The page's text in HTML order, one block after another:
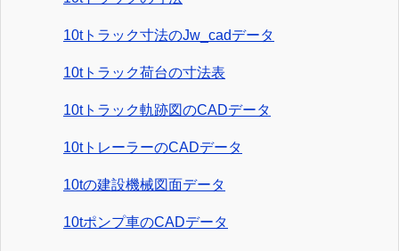
10tトラック寸法のJw_cadデータ
10tトラック荷台の寸法表
10tトラック軌跡図のCADデータ
10tトレーラーのCADデータ
10tの建設機械図面データ
10tポンプ車のCADデータ